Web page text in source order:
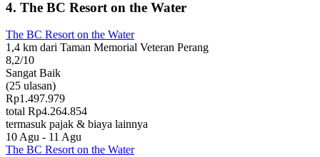
4. The BC Resort on the Water
The BC Resort on the Water
1,4 km dari Taman Memorial Veteran Perang
8,2/10
Sangat Baik
(25 ulasan)
Rp1.497.979
total Rp4.264.854
termasuk pajak & biaya lainnya
10 Agu - 11 Agu
The BC Resort on the Water